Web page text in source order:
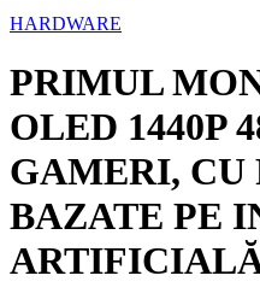
HARDWARE
PRIMUL
OLED 1440P
GAMERI, CU
BAZATE PE